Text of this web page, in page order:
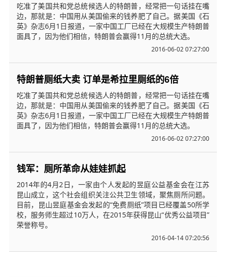
吃准了美国共和党总统候选人的特朗普，经常把一句话挂在嘴
边，那就是：中国用从美国偷来的钱养肥了自己。据美国《石
英》杂志6月1日报道，一家中国工厂已经在大规模生产特朗普
面具了，因为他们相信，特朗普会赢得11月的总统大选。
2016-06-02 07:27:00
特朗普厕纸大卖 订单是希拉里厕纸的6倍
吃准了美国共和党总统候选人的特朗普，经常把一句话挂在嘴
边，那就是：中国用从美国偷来的钱养肥了自己。据美国《石
英》杂志6月1日报道，一家中国工厂已经在大规模生产特朗普
面具了，因为他们相信，特朗普会赢得11月的总统大选。
2016-06-02 07:27:00
钱军：厕所革命从娃娃抓起
2014年的4月2日，一家由个人发起的昱庭公益基金会在江苏
昆山成立，这个社会组织关注公共卫生领域，聚焦厕所问题。
目前，昆山昱庭基金会发起的“免费厕纸”项目已经覆盖50所学
校，服务师生超过10万人，在2015年获得昆山“优秀公益项目”
荣誉称号。
2016-04-14 07:20:56